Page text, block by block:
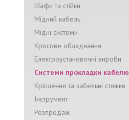
Шафи та стійки
Мідний кабель
Мідні системи
Кросове обладнання
Електроустановочні вироби
Системи прокладки кабелю
Кріплення та кабельні стяжки
Інструмент
Розпродаж